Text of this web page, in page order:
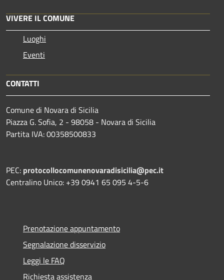
VIVERE IL COMUNE
Luoghi
Eventi
CONTATTI
Comune di Novara di Sicilia
Piazza G. Sofia, 2 - 98058 - Novara di Sicilia
Partita IVA: 00358500833
PEC: protocollocomunenovaradisicilia@pec.it
Centralino Unico: +39 0941 65 095 4-5-6
Prenotazione appuntamento
Segnalazione disservizio
Leggi le FAQ
Richiesta assistenza